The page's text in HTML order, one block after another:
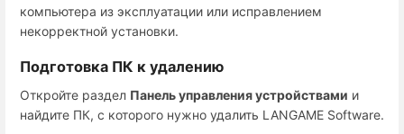
компьютера из эксплуатации или исправлением
некорректной установки.
Подготовка ПК к удалению
Откройте раздел Панель управления устройствами и
найдите ПК, с которого нужно удалить LANGAME Software.